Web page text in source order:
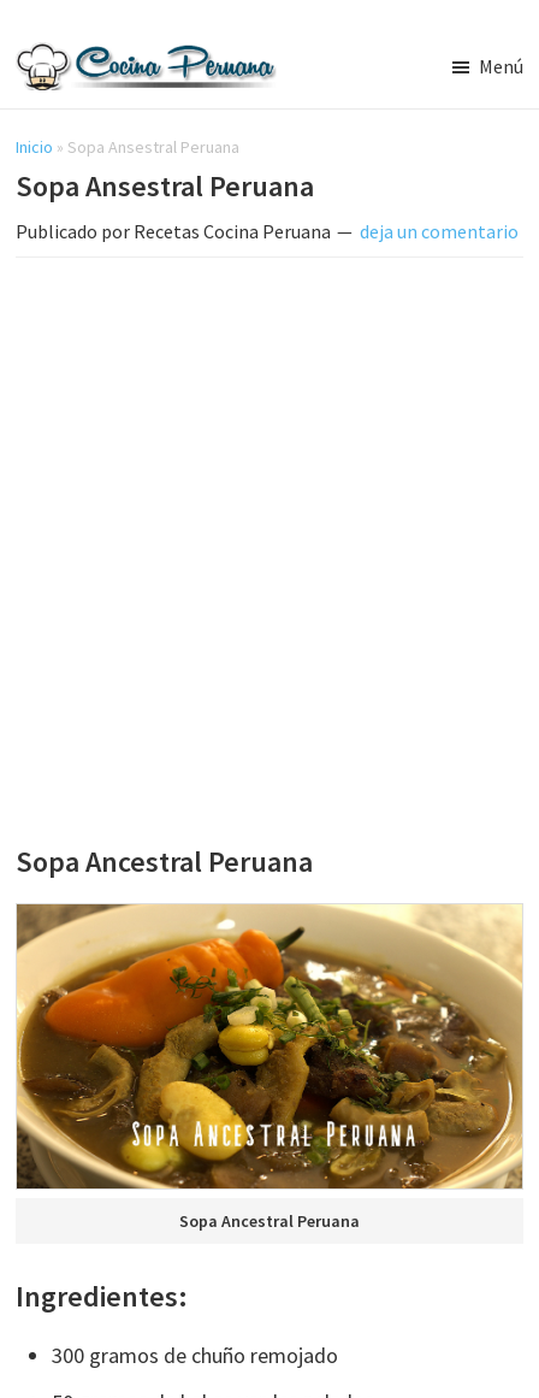
contenido
lateral
principal
Cocina
Peruana,
Recetas
de
Comida
Menú
Inicio » Sopa Ansestral Peruana
Sopa Ansestral Peruana
Publicado por Recetas Cocina Peruana deja un comentario
Sopa Ancestral Peruana
Sopa Ancestral Peruana
Ingredientes:
300 gramos de chuño remojado